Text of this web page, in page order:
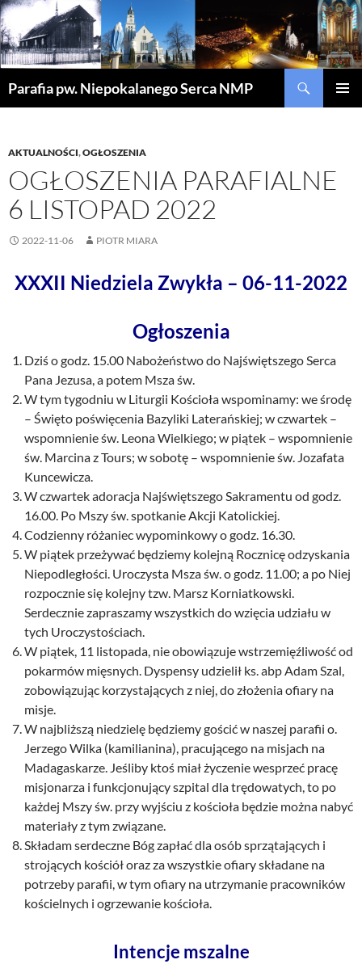
Parafia pw. Niepokalanego Serca NMP
AKTUALNOŚCI,OGŁOSZENIA
OGŁOSZENIA PARAFIALNE
6 LISTOPAD 2022
2022-11-06 PIOTR MIARA
XXXII Niedziela Zwykła – 06-11-2022
Ogłoszenia
Dziś o godz. 15.00 Nabożeństwo do Najświętszego Serca
Pana Jezusa, a potem Msza św.
W tym tygodniu w Liturgii Kościoła wspominamy: we środę
– Święto poświęcenia Bazyliki Laterańskiej; w czwartek –
wspomnienie św. Leona Wielkiego; w piątek – wspomnienie
św. Marcina z Tours; w sobotę – wspomnienie św. Jozafata
Kuncewicza.
W czwartek adoracja Najświętszego Sakramentu od godz.
16.00. Po Mszy św. spotkanie Akcji Katolickiej.
Codzienny różaniec wypominkowy o godz. 16.30.
W piątek przeżywać będziemy kolejną Rocznicę odzyskania
Niepodległości. Uroczysta Msza św. o godz. 11.00; a po Niej
rozpocznie się kolejny tzw. Marsz Korniatkowski.
Serdecznie zapraszamy wszystkich do wzięcia udziału w
tych Uroczystościach.
W piątek, 11 listopada, nie obowiązuje wstrzemięźliwość od
pokarmów mięsnych. Dyspensy udzielił ks. abp Adam Szal,
zobowiązując korzystających z niej, do złożenia ofiary na
misje.
W najbliższą niedzielę będziemy gościć w naszej parafii o.
Jerzego Wilka (kamilianina), pracującego na misjach na
Madagaskarze. Jeśliby ktoś miał życzenie wesprzeć pracę
misjonarza i funkcjonujący szpital dla trędowatych, to po
każdej Mszy św. przy wyjściu z kościoła będzie można nabyć
materiały z tym związane.
Składam serdeczne Bóg zapłać dla osób sprzątających i
strojących kościół oraz za wszystkie ofiary składane na
potrzeby parafii, w tym ofiary na utrzymanie pracowników
kościelnych i ogrzewanie kościoła.
Intencje mszalne